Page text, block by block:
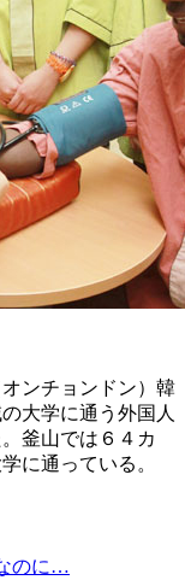
ンチョンドン）韓
大学に通う外国人
釜山では６４カ
に通っている。
のに…